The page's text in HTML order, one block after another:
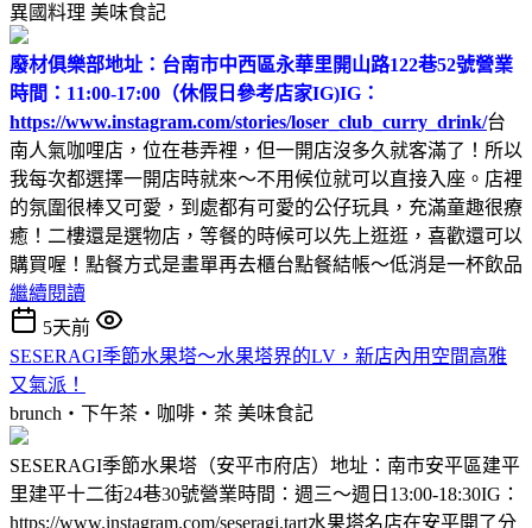
異國料理 美味食記
廢材俱樂部地址：台南市中西區永華里開山路122巷52號營業
時間：11:00-17:00（休假日參考店家IG)IG：
https://www.instagram.com/stories/loser_club_curry_drink/台
南人氣咖哩店，位在巷弄裡，但一開店沒多久就客滿了！所以
我每次都選擇一開店時就來～不用候位就可以直接入座。店裡
的氛圍很棒又可愛，到處都有可愛的公仔玩具，充滿童趣很療
癒！二樓還是選物店，等餐的時候可以先上逛逛，喜歡還可以
購買喔！點餐方式是畫單再去櫃台點餐結帳～低消是一杯飲品
繼續閱讀
5天前
SESERAGI季節水果塔～水果塔界的LV，新店內用空間高雅
又氣派！
brunch‧下午茶‧咖啡‧茶 美味食記
SESERAGI季節水果塔（安平市府店）地址：南市安平區建平
里建平十二街24巷30號營業時間：週三～週日13:00-18:30IG：
https://www.instagram.com/seseragi.tart水果塔名店在安平開了分